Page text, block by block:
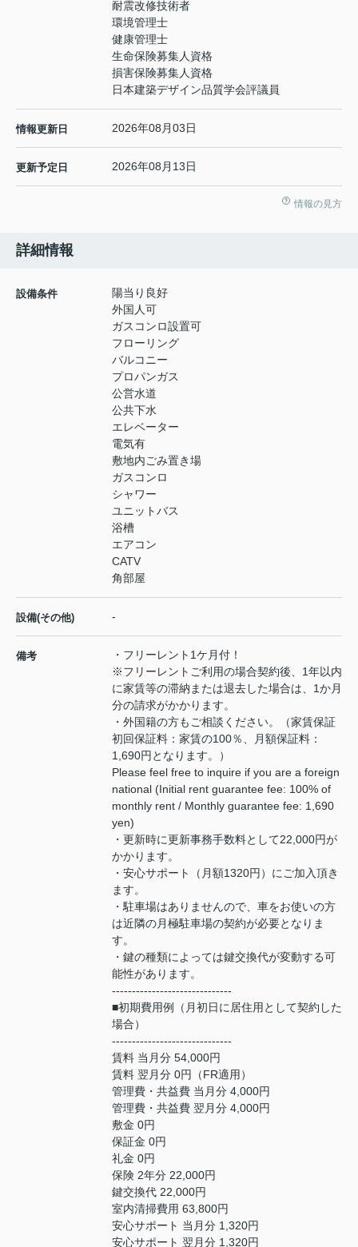
耐震改修技術者
環境管理士
健康管理士
生命保険募集人資格
損害保険募集人資格
日本建築デザイン品質学会評議員
情報更新日 2026年08月03日
更新予定日 2026年08月13日
情報の見方
詳細情報
設備条件
陽当り良好
外国人可
ガスコンロ設置可
フローリング
バルコニー
プロパンガス
公営水道
公共下水
エレベーター
電気有
敷地内ごみ置き場
ガスコンロ
シャワー
ユニットバス
浴槽
エアコン
CATV
角部屋
設備(その他) -
備考
・フリーレント1ケ月付！
※フリーレントご利用の場合契約後、1年以内
に家賃等の滞納または退去した場合は、1か月
分の請求がかかります。
・外国籍の方もご相談ください。（家賃保証
初回保証料：家賃の100％、月額保証料：
1,690円となります。）
Please feel free to inquire if you are a foreign
national (Initial rent guarantee fee: 100% of
monthly rent / Monthly guarantee fee: 1,690
yen)
・更新時に更新事務手数料として22,000円が
かかります。
・安心サポート（月額1320円）にご加入頂き
ます。
・駐車場はありませんので、車をお使いの方
は近隣の月極駐車場の契約が必要となりま
す。
・鍵の種類によっては鍵交換代が変動する可
能性があります。
------------------------------
■初期費用例（月初日に居住用として契約した
場合）
------------------------------
賃料 当月分 54,000円
賃料 翌月分 0円（FR適用）
管理費・共益費 当月分 4,000円
管理費・共益費 翌月分 4,000円
敷金 0円
保証金 0円
礼金 0円
保険 2年分 22,000円
鍵交換代 22,000円
室内清掃費用 63,800円
安心サポート 当月分 1,320円
安心サポート 翌月分 1,320円